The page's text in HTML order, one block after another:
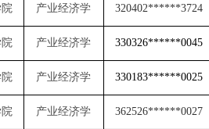
产业经济学 320402******3724
产业经济学 330326******0045
产业经济学 330183******0025
产业经济学 362526******0027